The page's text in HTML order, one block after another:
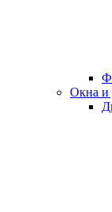
Окна и